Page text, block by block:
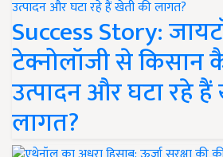
Success Story:
टेक्नोलॉजी से किसान
उत्पादन और घटा रहे
लागत?